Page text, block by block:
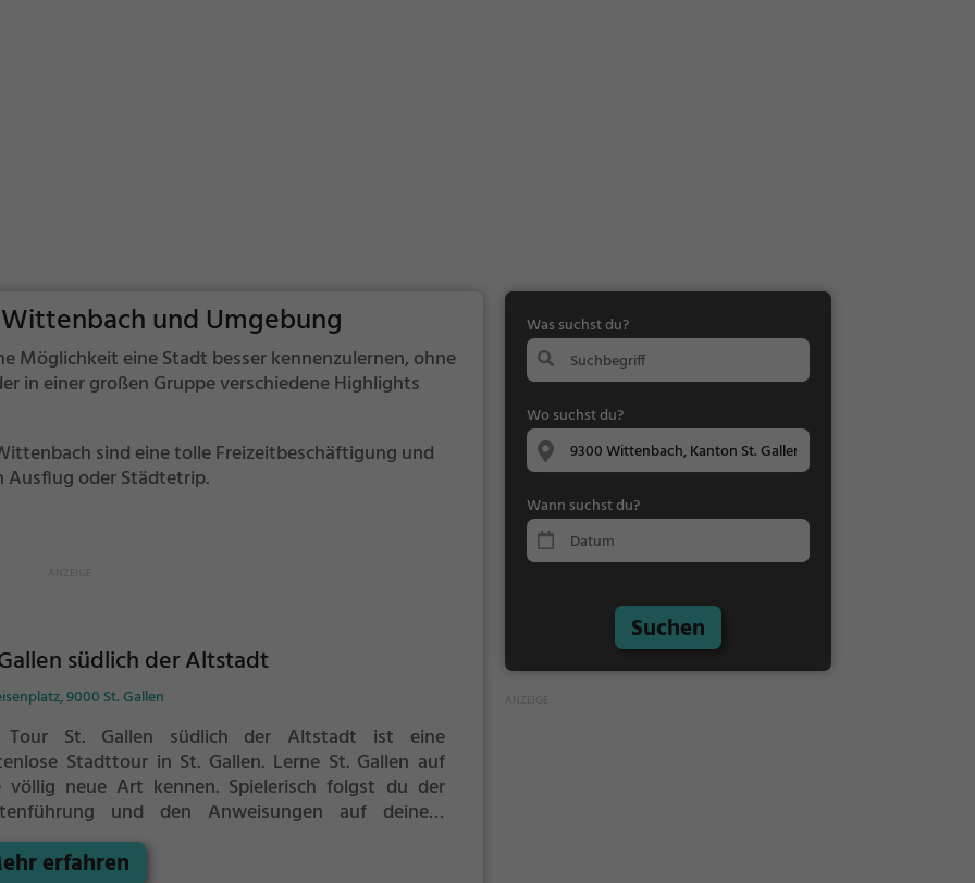
und Umgebung
Möglichkeit eine Stadt besser kennenzulernen, ohne
in einer großen Gruppe verschiedene Highlights
sind eine tolle Freizeitbeschäftigung und
Ausflug oder Städtetrip.
südlich der Altstadt
9000 St. Gallen
Tour St. Gallen südlich der Altstadt ist eine
Stadttour in St. Gallen. Lerne St. Gallen auf
völlig neue Art kennen. Spielerisch folgst du der
und den Anweisungen auf deinem
und lernst viele spannende Ecken von St.
kennen.
erfahren
Was suchst du?
Wo suchst du?
Wann suchst du?
Suchen